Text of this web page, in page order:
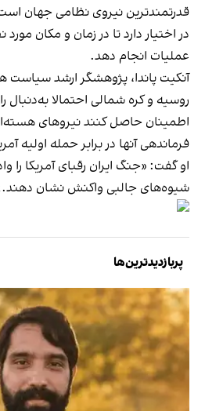
قدرتمندترین نیروی نظامی جهان
در اختیار دارد تا در زمان و مکان
عملیات انجام دهد.
آنکیت پاندا، پژوهشگر ارشد
روسیه و کره شمالی احتمالا به‌دنبال
اطمینان حاصل کنند نیروهای
فرماندهی آنها در برابر حمله اولیه
او گفت: «جنگ ایران رقبای آمریکا را
شیوه‌های جالبی واکنش نشان
پربازدیدترین‌ها